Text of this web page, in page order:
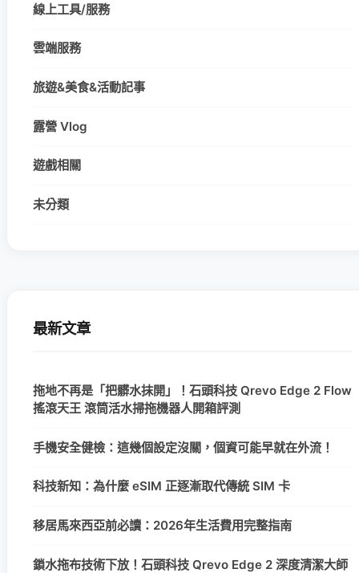
線上工具/服務
雲端服務
旅遊&美食&活動記事
露營 Vlog
遊戲相關
未分類
最新文章
拖地不再是「把髒水抹開」！石頭科技 Qrevo Edge 2 Flow
搖滾天王 滾筒活水掃拖機器人開箱評測
手機安全健檢：這幾個設定沒關，個資可能早就在外流！
科技新知：為什麼 eSIM 正逐漸取代傳統 SIM 卡
移居馬來西亞前必讀：2026年生活費用完整指南
鎖水拖布技術下放！石頭科技 Qrevo Edge 2 深度清潔大師